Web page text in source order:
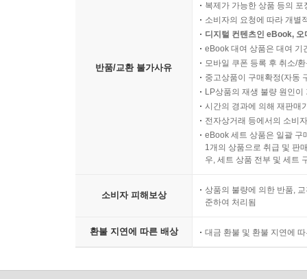
반품/교환 불가사유
복제가 가능한 상품 등의
소비자의 요청에 따라 개별
디지털 컨텐츠인 eBook,
eBook 대여 상품은 대여 기
모바일 쿠폰 등록 후 취소/
중고상품이 구매확정(자동
LP상품의 재생 불량 원인
시간의 경과에 의해 재판매
전자상거래 등에서의 소비
eBook 세트 상품은 일괄 구
1개의 상품으로 취급 및 판
우, 세트 상품 전부 및 세트
소비자 피해보상
상품의 불량에 의한 반품,
준하여 처리됨
환불 지연에 따른 배상 대금 환불 및 환불 지연에